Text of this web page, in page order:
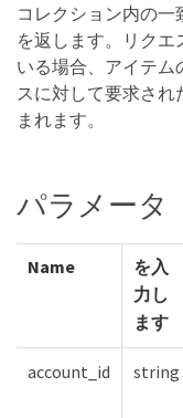
コレクション内の一
を返します。リク
いる場合、アイテム
スに対して要求さ
まれます。
パラメータ
Name
を入
力し
ます
account_id string